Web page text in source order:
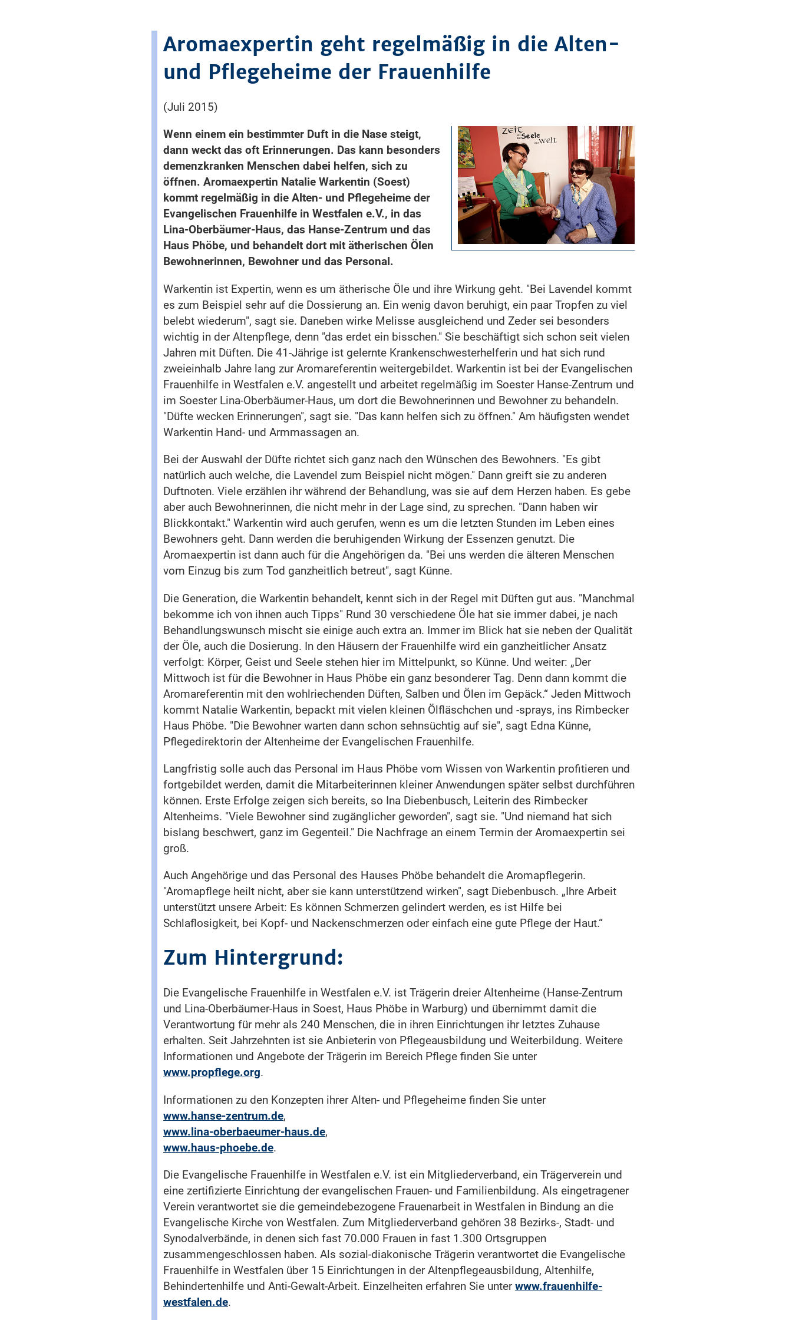
Aromaexpertin geht regelmäßig in die Alten-
und Pflegeheime der Frauenhilfe
(Juli 2015)
Wenn einem ein bestimmter Duft in die Nase steigt,
dann weckt das oft Erinnerungen. Das kann besonders
demenzkranken Menschen dabei helfen, sich zu
öffnen. Aromaexpertin Natalie Warkentin (Soest)
kommt regelmäßig in die Alten- und Pflegeheime der
Evangelischen Frauenhilfe in Westfalen e.V., in das
Lina-Oberbäumer-Haus, das Hanse-Zentrum und das
Haus Phöbe, und behandelt dort mit ätherischen Ölen
Bewohnerinnen, Bewohner und das Personal.
Warkentin ist Expertin, wenn es um ätherische Öle und ihre Wirkung geht. "Bei Lavendel kommt
es zum Beispiel sehr auf die Dossierung an. Ein wenig davon beruhigt, ein paar Tropfen zu viel
belebt wiederum", sagt sie. Daneben wirke Melisse ausgleichend und Zeder sei besonders
wichtig in der Altenpflege, denn "das erdet ein bisschen." Sie beschäftigt sich schon seit vielen
Jahren mit Düften. Die 41-Jährige ist gelernte Krankenschwesterhelferin und hat sich rund
zweieinhalb Jahre lang zur Aromareferentin weitergebildet. Warkentin ist bei der Evangelischen
Frauenhilfe in Westfalen e.V. angestellt und arbeitet regelmäßig im Soester Hanse-Zentrum und
im Soester Lina-Oberbäumer-Haus, um dort die Bewohnerinnen und Bewohner zu behandeln.
"Düfte wecken Erinnerungen", sagt sie. "Das kann helfen sich zu öffnen." Am häufigsten wendet
Warkentin Hand- und Armmassagen an.
Bei der Auswahl der Düfte richtet sich ganz nach den Wünschen des Bewohners. "Es gibt
natürlich auch welche, die Lavendel zum Beispiel nicht mögen." Dann greift sie zu anderen
Duftnoten. Viele erzählen ihr während der Behandlung, was sie auf dem Herzen haben. Es gebe
aber auch Bewohnerinnen, die nicht mehr in der Lage sind, zu sprechen. "Dann haben wir
Blickkontakt." Warkentin wird auch gerufen, wenn es um die letzten Stunden im Leben eines
Bewohners geht. Dann werden die beruhigenden Wirkung der Essenzen genutzt. Die
Aromaexpertin ist dann auch für die Angehörigen da. "Bei uns werden die älteren Menschen
vom Einzug bis zum Tod ganzheitlich betreut", sagt Künne.
Die Generation, die Warkentin behandelt, kennt sich in der Regel mit Düften gut aus. "Manchmal
bekomme ich von ihnen auch Tipps" Rund 30 verschiedene Öle hat sie immer dabei, je nach
Behandlungswunsch mischt sie einige auch extra an. Immer im Blick hat sie neben der Qualität
der Öle, auch die Dosierung. In den Häusern der Frauenhilfe wird ein ganzheitlicher Ansatz
verfolgt: Körper, Geist und Seele stehen hier im Mittelpunkt, so Künne. Und weiter: „Der
Mittwoch ist für die Bewohner in Haus Phöbe ein ganz besonderer Tag. Denn dann kommt die
Aromareferentin mit den wohlriechenden Düften, Salben und Ölen im Gepäck.“ Jeden Mittwoch
kommt Natalie Warkentin, bepackt mit vielen kleinen Ölfläschchen und -sprays, ins Rimbecker
Haus Phöbe. "Die Bewohner warten dann schon sehnsüchtig auf sie", sagt Edna Künne,
Pflegedirektorin der Altenheime der Evangelischen Frauenhilfe.
Langfristig solle auch das Personal im Haus Phöbe vom Wissen von Warkentin profitieren und
fortgebildet werden, damit die Mitarbeiterinnen kleiner Anwendungen später selbst durchführen
können. Erste Erfolge zeigen sich bereits, so Ina Diebenbusch, Leiterin des Rimbecker
Altenheims. "Viele Bewohner sind zugänglicher geworden", sagt sie. "Und niemand hat sich
bislang beschwert, ganz im Gegenteil." Die Nachfrage an einem Termin der Aromaexpertin sei
groß.
Auch Angehörige und das Personal des Hauses Phöbe behandelt die Aromapflegerin.
"Aromapflege heilt nicht, aber sie kann unterstützend wirken", sagt Diebenbusch. „Ihre Arbeit
unterstützt unsere Arbeit: Es können Schmerzen gelindert werden, es ist Hilfe bei
Schlaflosigkeit, bei Kopf- und Nackenschmerzen oder einfach eine gute Pflege der Haut.“
Zum Hintergrund:
Die Evangelische Frauenhilfe in Westfalen e.V. ist Trägerin dreier Altenheime (Hanse-Zentrum
und Lina-Oberbäumer-Haus in Soest, Haus Phöbe in Warburg) und übernimmt damit die
Verantwortung für mehr als 240 Menschen, die in ihren Einrichtungen ihr letztes Zuhause
erhalten. Seit Jahrzehnten ist sie Anbieterin von Pflegeausbildung und Weiterbildung. Weitere
Informationen und Angebote der Trägerin im Bereich Pflege finden Sie unter
www.propflege.org.
Informationen zu den Konzepten ihrer Alten- und Pflegeheime finden Sie unter
www.hanse-zentrum.de,
www.lina-oberbaeumer-haus.de,
www.haus-phoebe.de.
Die Evangelische Frauenhilfe in Westfalen e.V. ist ein Mitgliederverband, ein Trägerverein und
eine zertifizierte Einrichtung der evangelischen Frauen- und Familienbildung. Als eingetragener
Verein verantwortet sie die gemeindebezogene Frauenarbeit in Westfalen in Bindung an die
Evangelische Kirche von Westfalen. Zum Mitgliederverband gehören 38 Bezirks-, Stadt- und
Synodalverbände, in denen sich fast 70.000 Frauen in fast 1.300 Ortsgruppen
zusammengeschlossen haben. Als sozial-diakonische Trägerin verantwortet die Evangelische
Frauenhilfe in Westfalen über 15 Einrichtungen in der Altenpflegeausbildung, Altenhilfe,
Behindertenhilfe und Anti-Gewalt-Arbeit. Einzelheiten erfahren Sie unterwww.frauenhilfe-
westfalen.de.